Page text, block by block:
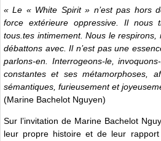
« Le « White Spirit » n’est pas hors
force extérieure oppressive. Il nous
tous.tes intimement. Nous le
débattons avec. Il n’est pas une
parlons-en. Interrogeons-le,
constantes et ses métamorphoses,
sémantiques, furieusement et
(Marine Bachelot Nguyen)
Sur l’invitation de Marine Bachelot
leur propre histoire et de leur